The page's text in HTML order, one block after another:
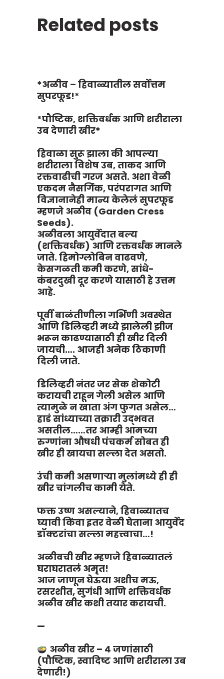
Related posts
*अळीव – हिवाळ्यातील सर्वोत्तम
सुपरफूड!*
*पौष्टिक, शक्तिवर्धक आणि शरीराला
उब देणारी खीर*
हिवाळा सुरू झाला की आपल्या
शरीराला विशेष उब, ताकद आणि
रक्तवाढीची गरज असते. अशा वेळी
एकदम नैसर्गिक, परंपरागत आणि
विज्ञानानेही मान्य केलेलं सुपरफूड
म्हणजे अळीव (Garden Cress
Seeds).
अळीवला आयुर्वेदात बल्य
(शक्तिवर्धक) आणि रक्तवर्धक मानले
जाते. हिमोग्लोबिन वाढवणे,
केसगळती कमी करणे, सांधे-
कंबरदुखी दूर करणे यासाठी हे उत्तम
आहे.
पूर्वी बाळंतीणीला गर्भिणी अवस्थेत
आणि डिलिव्हरी मध्ये झालेली झीज
भरून काढण्यासाठी ही खीर दिली
जायची…. आजही अनेक ठिकाणी
दिली जाते.
डिलिव्हरी नंतर जर सेक शेकोटी
करायची राहून गेली असेल आणि
त्यामुळे न खाता अंग फुगत असेल…
हाडं सांध्याच्या तक्रारी उद्भवत
असतील……तर आम्ही आमच्या
रुग्णांना औषधी पंचकर्म सोबत ही
खीर ही खायचा सल्ला देत असतो.
उंची कमी असणाऱ्या मुलांमध्ये ही ही
खीर चांगलीच कामी येते.
फक्त उष्ण असल्याने, हिवाळ्यातच
घ्यावी किंवा इतर वेळी घेताना आयुर्वेद
डॉक्टरांचा सल्ला महत्त्वाचा…!
अळीवची खीर म्हणजे हिवाळ्यातलं
घराघरातलं अमृत!
आज जाणून घेऊया अशीच मऊ,
रसरशीत, सुगंधी आणि शक्तिवर्धक
अळीव खीर कशी तयार करायची.
—
अळीव खीर – ४ जणांसाठी
(पौष्टिक, स्वादिष्ट आणि शरीराला उब
देणारी!)